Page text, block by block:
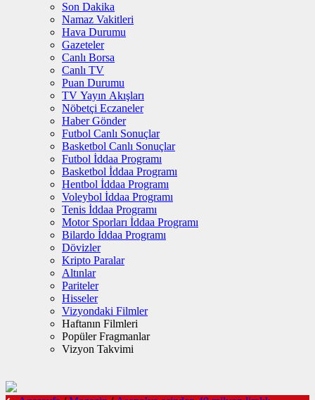
Son Dakika
Namaz Vakitleri
Hava Durumu
Gazeteler
Canlı Borsa
Canlı TV
Puan Durumu
TV Yayın Akışları
Nöbetçi Eczaneler
Haber Gönder
Futbol Canlı Sonuçlar
Basketbol Canlı Sonuçlar
Futbol İddaa Programı
Basketbol İddaa Programı
Hentbol İddaa Programı
Voleybol İddaa Programı
Tenis İddaa Programı
Motor Sporları İddaa Programı
Bilardo İddaa Programı
Dövizler
Kripto Paralar
Altınlar
Pariteler
Hisseler
Vizyondaki Filmler
Haftanın Filmleri
Popüler Fragmanlar
Vizyon Takvimi